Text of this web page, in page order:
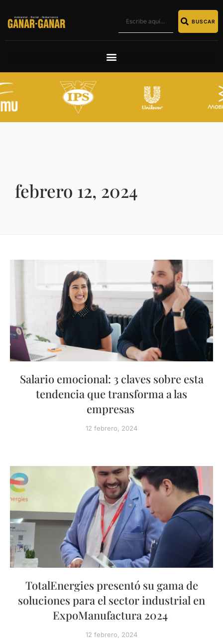
BUSCAR
febrero 12, 2024
Salario emocional: 3 claves sobre esta
tendencia que transforma a las
empresas
12 febrero, 2024
TotalEnergies presentó su gama de
soluciones para el sector industrial en
ExpoManufactura 2024
12 febrero, 2024